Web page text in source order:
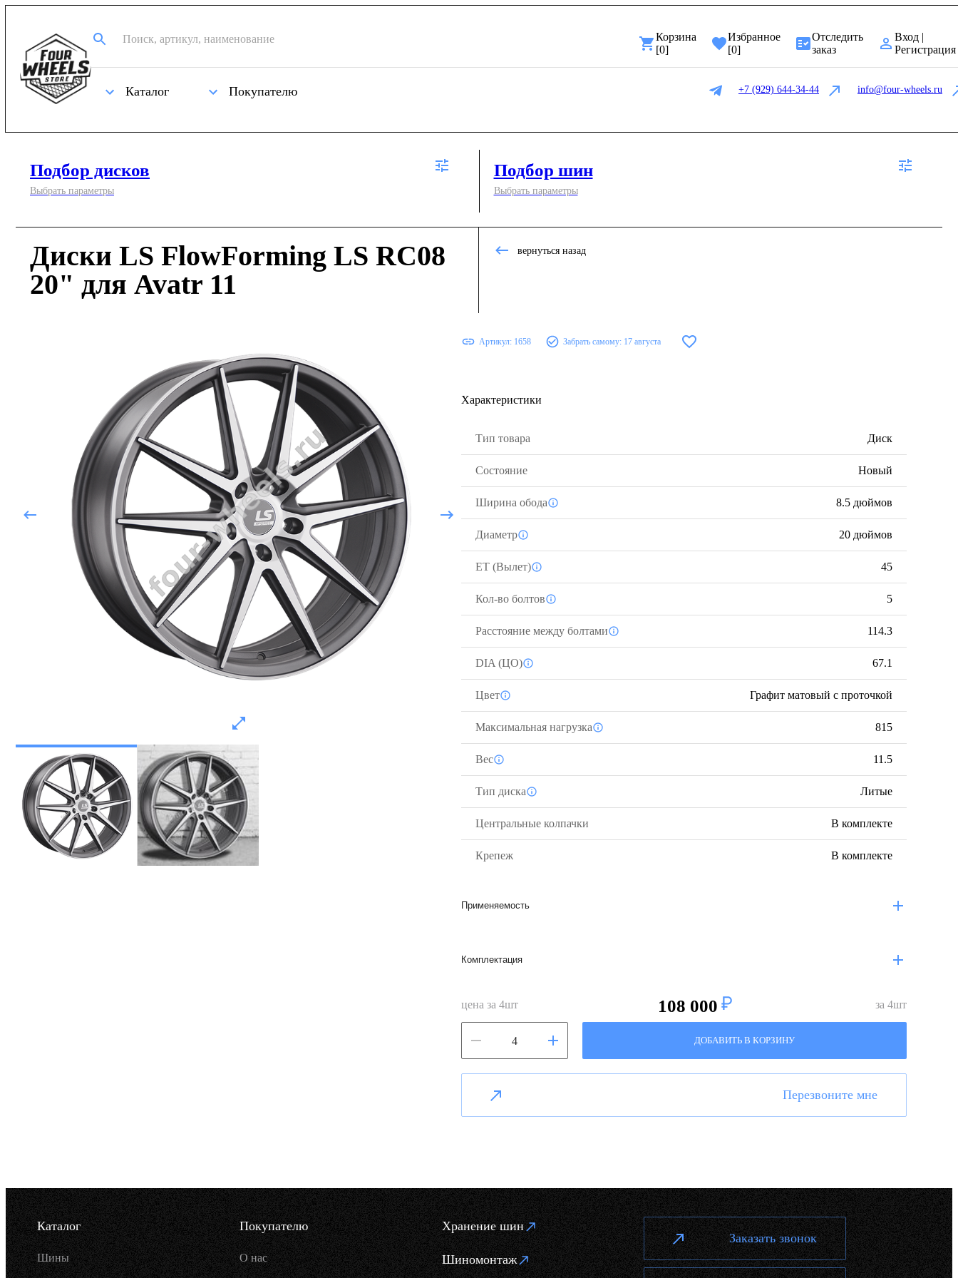
Корзина
[0]
Избранное
[0]
Отследить
заказ
Вход |
Регистрация
Каталог Покупателю +7 (929) 644-34-44 info@four-wheels.ru
Подбор дисков
Выбрать параметры
Подбор шин
Выбрать параметры
Диски LS FlowForming LS RC08
20" для Avatr 11
вернуться назад
Артикул: 1658 Забрать самому: 17 августа
Характеристики
Тип товара Диск
Состояние Новый
Ширина обода 8.5 дюймов
Диаметр 20 дюймов
ЕТ (Вылет) 45
Кол-во болтов 5
Расстояние между болтами 114.3
DIA (ЦО) 67.1
Цвет Графит матовый с проточкой
Максимальная нагрузка 815
Вес 11.5
Тип диска Литые
Центральные колпачки В комплекте
Крепеж В комплекте
Применяемость
Комплектация
цена за 4шт 108 000 за 4шт
ДОБАВИТЬ В КОРЗИНУ
Перезвоните мне
Каталог
Шины
Покупателю
О нас
Хранение шин
Шиномонтаж
Заказать звонок